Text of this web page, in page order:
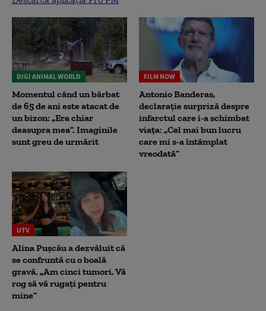
DIGI ANIMAL WORLD
Momentul când un bărbat
de 65 de ani este atacat de
un bizon: „Era chiar
deasupra mea”. Imaginile
sunt greu de urmărit
FILM NOW
Antonio Banderas,
declarație surpriză despre
infarctul care i-a schimbat
viața: „Cel mai bun lucru
care mi s-a întâmplat
vreodată”
UTV
Alina Pușcău a dezvăluit că
se confruntă cu o boală
gravă. „Am cinci tumori. Vă
rog să vă rugați pentru
mine”